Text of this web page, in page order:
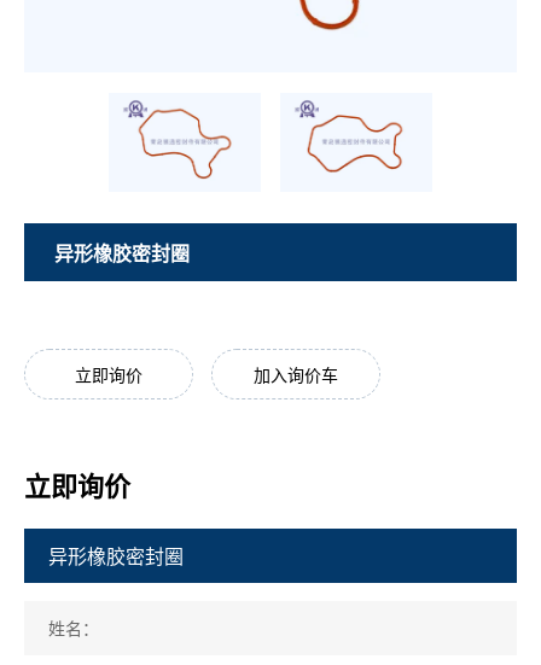
异形橡胶密封圈
立即询价 加入询价车
立即询价
姓名：